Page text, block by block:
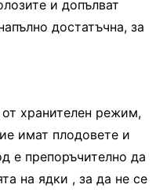
и допълват
достатъчна, за
хранителен режим,
имат плодовете и
е препоръчително да
на ядки , за да не се